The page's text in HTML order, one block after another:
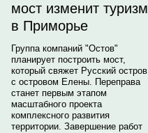
мост изменит туризм
в Приморье
Группа компаний "Остов"
планирует построить мост,
который свяжет Русский остров
с островом Елены. Переправа
станет первым этапом
масштабного проекта
комплексного развития
территории. Завершение работ